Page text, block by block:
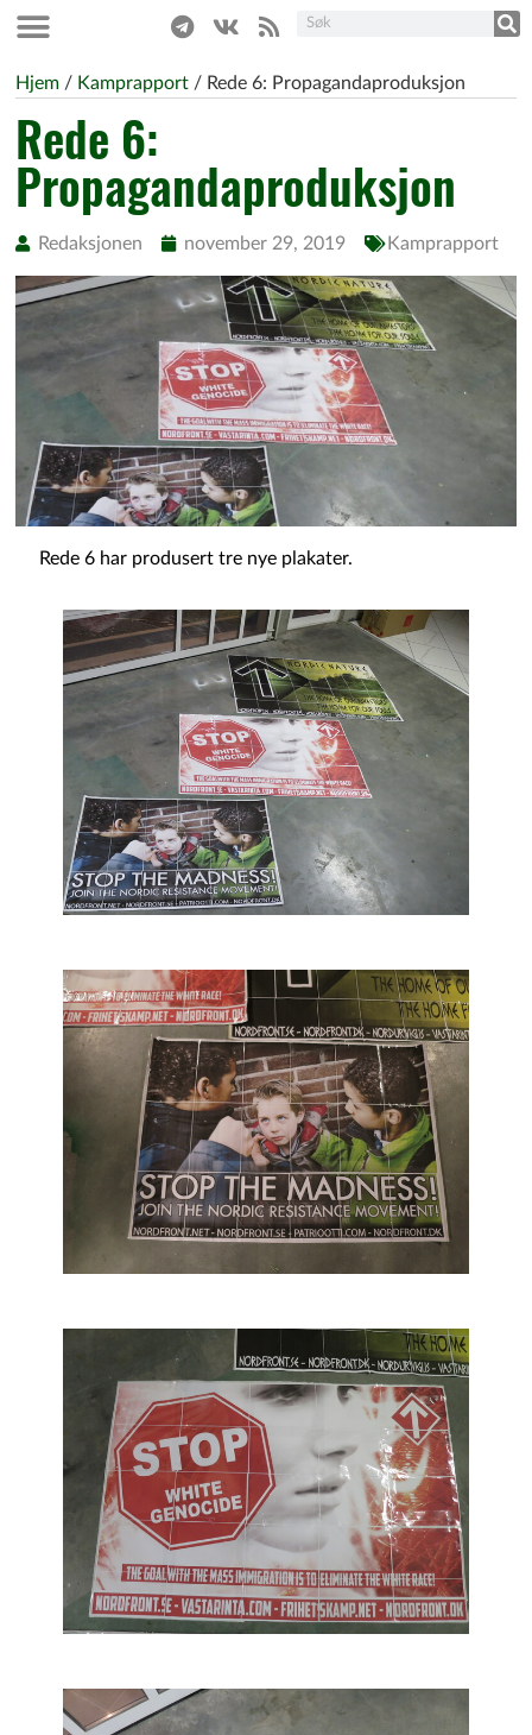
Hjem / Kamprapport / Rede 6: Propagandaproduksjon
Rede 6:
Propagandaproduksjon
Redaksjonen november 29, 2019 Kamprapport
Rede 6 har produsert tre nye plakater.